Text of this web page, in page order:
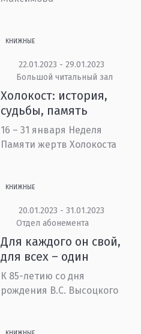
КНИЖНЫЕ
22.01.2023 - 29.01.2023
Большой читальный зал
Холокост: история,
судьбы, память
16 – 31 января Неделя
Памяти жертв Холокоста
КНИЖНЫЕ
20.01.2023 - 31.01.2023
Отдел абонемента
Для каждого он свой,
для всех – один
К 85-летию со дня
рождения В.С. Высоцкого